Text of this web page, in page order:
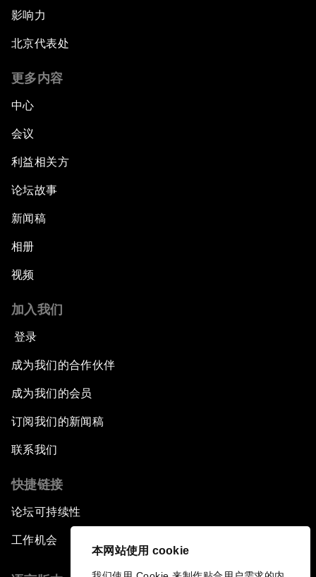
本网站使用 cookie
影响力
北京代表处
更多内容
中心
会议
利益相关方
论坛故事
新闻稿
相册
视频
加入我们
登录
成为我们的合作伙伴
成为我们的会员
订阅我们的新闻稿
联系我们
快捷链接
论坛可持续性
工作机会